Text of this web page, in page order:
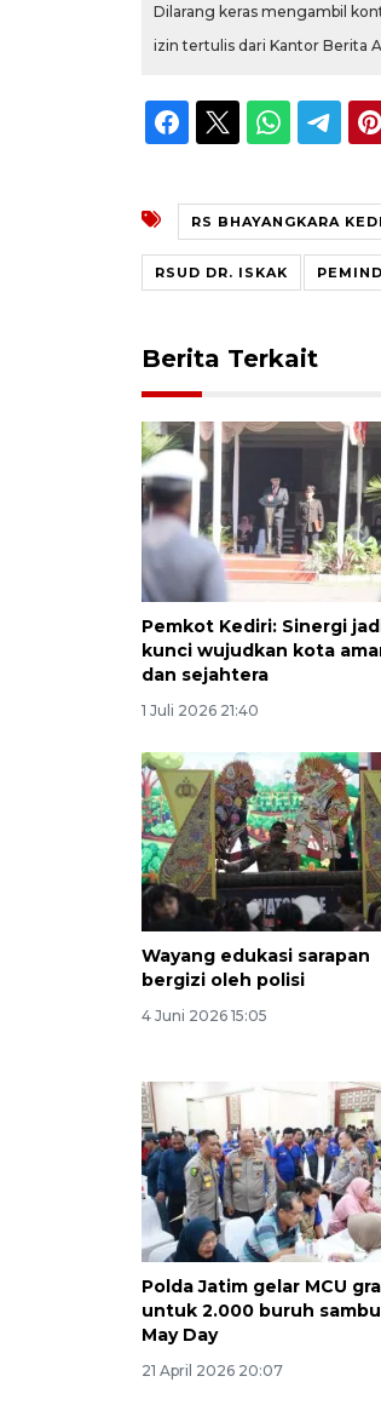
Dilarang keras mengambil
izin tertulis dari Kantor Berita
RS BHAYANGKARA
RSUD DR. ISKAK
Berita Terkait
Pemkot Kediri: Sinergi
kunci wujudkan kota
dan sejahtera
1 Juli 2026 21:40
Wayang edukasi sarapan
bergizi oleh polisi
4 Juni 2026 15:05
Polda Jatim gelar MCU
untuk 2.000 buruh
May Day
21 April 2026 20:07